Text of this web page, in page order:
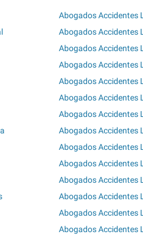
Abogados Accidentes
Abogados Accidentes
Abogados Accidentes
Abogados Accidentes
Abogados Accidentes
Abogados Accidentes
Abogados Accidentes
Abogados Accidentes
Abogados Accidentes
Abogados Accidentes
Abogados Accidentes
Abogados Accidentes
Abogados Accidentes
Abogados Accidentes